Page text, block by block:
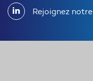
Rejoignez